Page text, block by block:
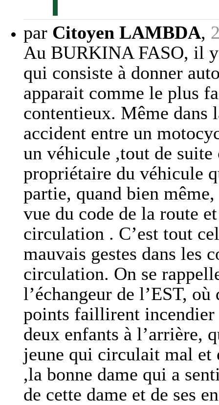
par Citoyen LAMBDA,
Au BURKINA FASO, il y
qui consiste à donner
apparait comme le plus
contentieux. Même dans
accident entre un
un véhicule ,tout de suite
propriétaire du véhicule
partie, quand bien
vue du code de la route
circulation . C’est tout
mauvais gestes dans les
circulation. On se
l’échangeur de l’EST,
points faillirent incendier
deux enfants à l’arrière,
jeune qui circulait mal et
,la bonne dame qui a
de cette dame et de ses